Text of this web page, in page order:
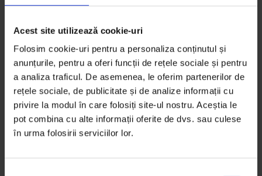
Acest site utilizează cookie-uri
Folosim cookie-uri pentru a personaliza conținutul și
anunțurile, pentru a oferi funcții de rețele sociale și pentru
a analiza traficul. De asemenea, le oferim partenerilor de
rețele sociale, de publicitate și de analize informații cu
privire la modul în care folosiți site-ul nostru. Aceștia le
pot combina cu alte informații oferite de dvs. sau culese
în urma folosirii serviciilor lor.